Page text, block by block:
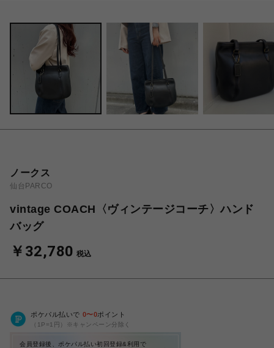
ノークス
仙台PARCO
vintage COACH〈ヴィンテージコーチ〉ハンド
バッグ
￥32,780 税込
ポケパル払いで 0〜0ポイント
（1P=1円）※キャンペーン分除く
会員登録後、ポケパル払い初回登録&利用で